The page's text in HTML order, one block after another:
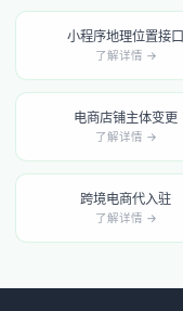
小程序地理位置接口
了解详情 →
电商店铺主体变更
了解详情 →
跨境电商代入驻
了解详情 →